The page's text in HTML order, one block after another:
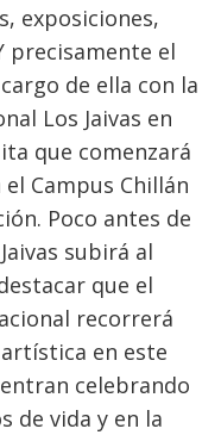
exposiciones,
precisamente el
de ella con la
Los Jaivas en
que comenzará
Campus Chillán
Poco antes de
subirá al
que el
recorrerá
en este
celebrando
de vida y en la